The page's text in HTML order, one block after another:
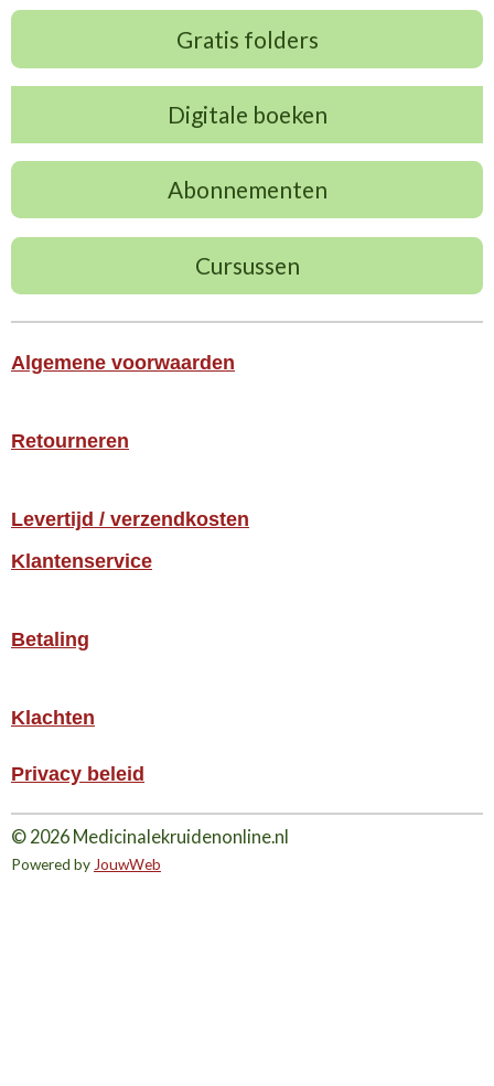
Gratis folders
Digitale boeken
Abonnementen
Cursussen
Algemene voorwaarden
Retourneren
Levertijd / verzendkosten
Klantenservice
Betaling
Klachten
Privacy beleid
© 2026 Medicinalekruidenonline.nl
Powered byJouwWeb